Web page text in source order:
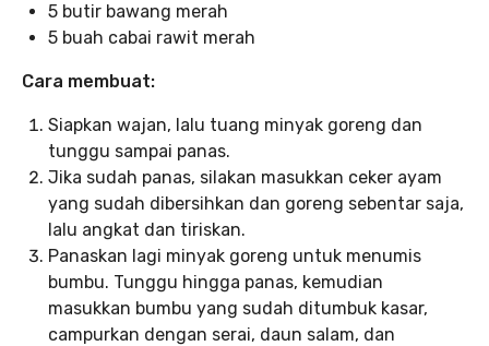
5 butir bawang merah
5 buah cabai rawit merah
Cara membuat:
Siapkan wajan, lalu tuang minyak goreng dan
tunggu sampai panas.
Jika sudah panas, silakan masukkan ceker ayam
yang sudah dibersihkan dan goreng sebentar saja,
lalu angkat dan tiriskan.
Panaskan lagi minyak goreng untuk menumis
bumbu. Tunggu hingga panas, kemudian
masukkan bumbu yang sudah ditumbuk kasar,
campurkan dengan serai, daun salam, dan